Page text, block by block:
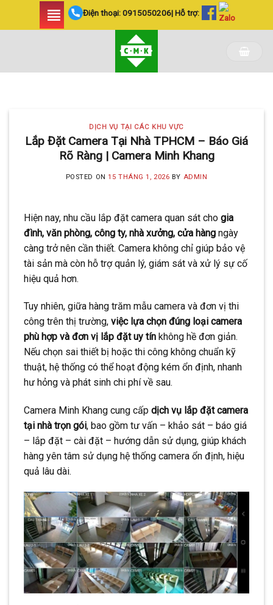
Điện thoại:0915050206| Hỗ trợ:
HUYỆN BÌNH CHÁNH
SIÊU AN NINH VÀ SIÊU
TIẾT KIỆM | CAMERA
20 Tháng 5, 2025
Với hơn 5 năm kinh nghiệm, Camera
Minh Khang là đơn vị hàng đầu trong [...]
DỊCH VỤ TẠI CÁC KHU VỰC
Lắp Đặt Camera Tại Nhà TPHCM – Báo Giá
Rõ Ràng | Camera Minh Khang
POSTED ON15 THÁNG 1, 2026 BY ADMIN
Hiện nay, nhu cầu lắp đặt camera quan sát cho gia
đình, văn phòng, công ty, nhà xưởng, cửa hàng ngày
càng trở nên cần thiết. Camera không chỉ giúp bảo vệ
tài sản mà còn hỗ trợ quản lý, giám sát và xử lý sự cố
hiệu quả hơn.
Tuy nhiên, giữa hàng trăm mẫu camera và đơn vị thi
công trên thị trường, việc lựa chọn đúng loại camera
phù hợp và đơn vị lắp đặt uy tín không hề đơn giản.
Nếu chọn sai thiết bị hoặc thi công không chuẩn kỹ
thuật, hệ thống có thể hoạt động kém ổn định, nhanh
hư hỏng và phát sinh chi phí về sau.
Camera Minh Khang cung cấp dịch vụ lắp đặt camera
tại nhà trọn gói, bao gồm tư vấn – khảo sát – báo giá
– lắp đặt – cài đặt – hướng dẫn sử dụng, giúp khách
hàng yên tâm sử dụng hệ thống camera ổn định, hiệu
quả lâu dài.